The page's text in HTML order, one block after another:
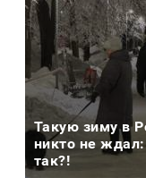
Такую зиму в
никто не
так?!